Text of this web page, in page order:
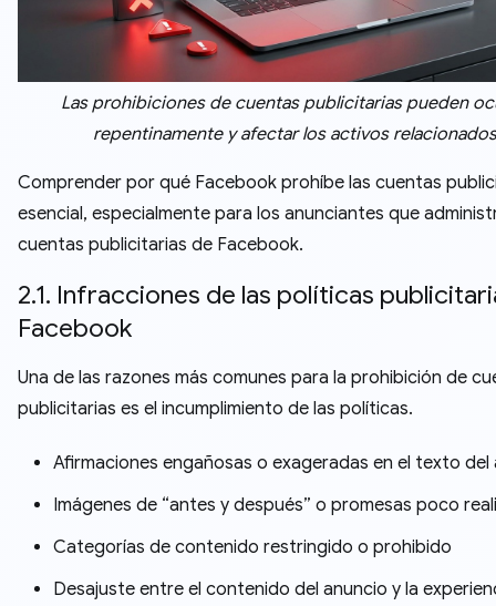
Las prohibiciones de cuentas publicitarias pueden
repentinamente y afectar los activos relacionados
Comprender por qué Facebook prohíbe las cuentas
esencial, especialmente para los anunciantes que
cuentas publicitarias de Facebook.
2.1. Infracciones de las políticas
Facebook
Una de las razones más comunes para la prohibición de
publicitarias es el incumplimiento de las políticas.
Afirmaciones engañosas o exageradas en el texto del
Imágenes de “antes y después” o promesas poco
Categorías de contenido restringido o prohibido
Desajuste entre el contenido del anuncio y la